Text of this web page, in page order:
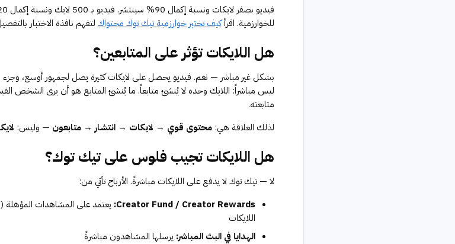
للخوارزمية. اقرأكيف تختبر خوارزمية تيك توك محتواك لتفهم نافذة الاختبار
هل اللايكات تؤثر على المتابعين؟
بشكل غير مباشر — نعم. فيديو يحصل على لايكات كثيرة يصل لجمهور أوسع، وجزء
ليس مباشراً: اللايك وحده لا يُنشئ متابعاً. ما يُنشئ المتابع هو أن يرى الشخص
متابعته.
لذلك العلاقة هي:محتوى قوي → لايكات → انتشار → متابعون — وليس:
هل اللايكات تجيب فلوس على تيك توك؟
لا — تيك توك لا يدفع على اللايكات مباشرةً. الأرباح تأتي من:
Creator Fund / Creator Rewards:
اللايكات
الهدايا في البث المباشر: يرسلها المشاهدون مباشرةً